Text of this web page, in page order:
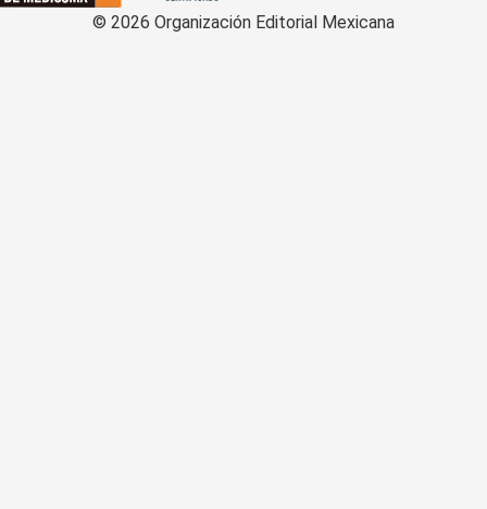
© 2026 Organización Editorial Mexicana